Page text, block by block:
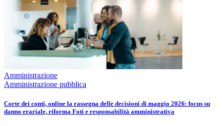
Amministrazione
Amministrazione pubblica
Corte dei conti, online la rassegna delle decisioni di maggio 2026: focus su
danno erariale, riforma Foti e responsabilità amministrativa